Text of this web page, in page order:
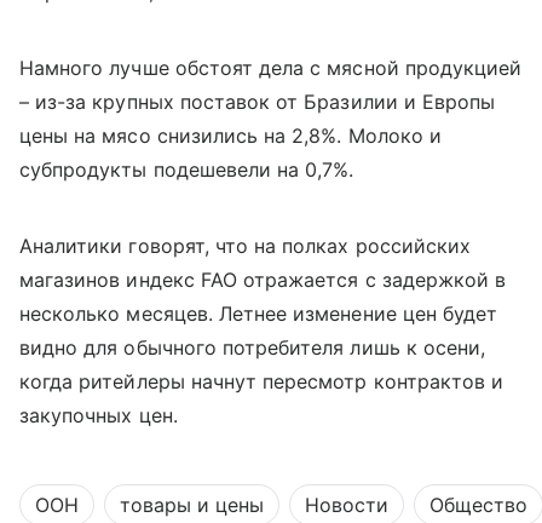
Намного лучше обстоят дела с мясной продукцией
– из-за крупных поставок от Бразилии и Европы
цены на мясо снизились на 2,8%. Молоко и
субпродукты подешевели на 0,7%.
Аналитики говорят, что на полках российских
магазинов индекс FAO отражается с задержкой в
несколько месяцев. Летнее изменение цен будет
видно для обычного потребителя лишь к осени,
когда ритейлеры начнут пересмотр контрактов и
закупочных цен.
ООН товары и цены Новости Общество